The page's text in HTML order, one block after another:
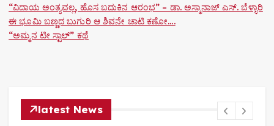
“ವಿದಾಯ ಅಂತ್ಯವಲ್ಲ, ಹೊಸ ಬದುಕಿನ ಆರಂಭ” – ಡಾ. ಅಸ್ಮಾನಾಜ್ ಎಸ್. ಬೆಳ್ಳಾರಿ
ಈ ಭೂಮಿ ಬಣ್ಣದ ಬುಗುರಿ ಆ ಶಿವನೇ ಚಾಟಿ ಕಣೋ….
“ಅಮ್ಮನ ಟೀ ಸ್ಟಾಲ್” ಕಥೆ
latest News